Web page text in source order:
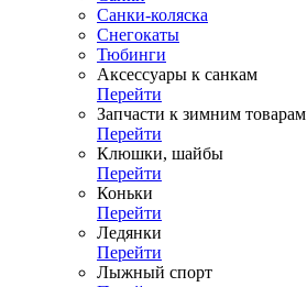
Санки-коляска
Снегокаты
Тюбинги
Аксессуары к санкам
Перейти
Запчасти к зимним товарам
Перейти
Клюшки, шайбы
Перейти
Коньки
Перейти
Ледянки
Перейти
Лыжный спорт